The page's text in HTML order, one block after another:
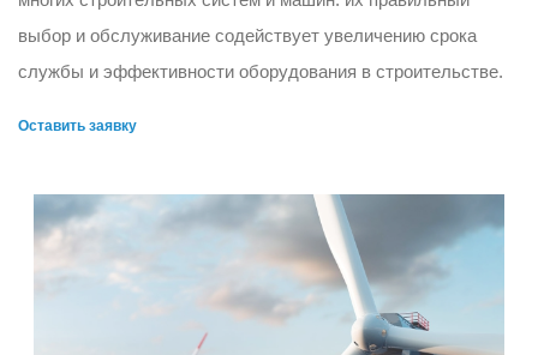
выбор и обслуживание содействует увеличению срока
службы и эффективности оборудования в строительстве.
Оставить заявку